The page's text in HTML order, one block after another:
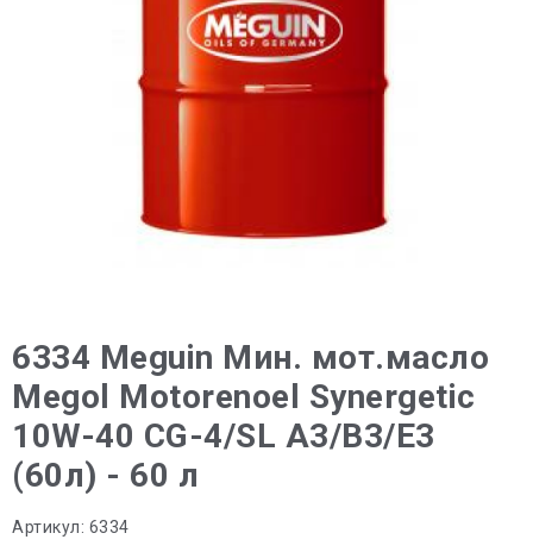
6334 Meguin Мин. мот.масло
Megol Motorenoel Synergetic
10W-40 CG-4/SL A3/B3/E3
(60л) - 60 л
Артикул: 6334